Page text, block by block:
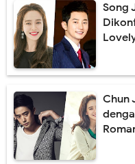
Song
Chun